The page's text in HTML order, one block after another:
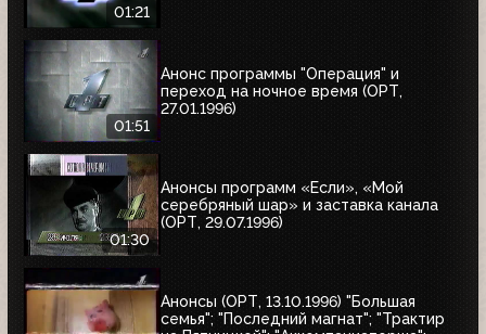
01:21
01:51
Анонс программы "Операция" и
переход на ночное время (ОРТ,
27.01.1996)
01:30
Анонсы программ «Если», «Мой
серебряный шар» и заставка канала
(ОРТ, 29.07.1996)
Анонсы (ОРТ, 13.10.1996) "Большая
семья"; "Последний магнат"; "Трактир